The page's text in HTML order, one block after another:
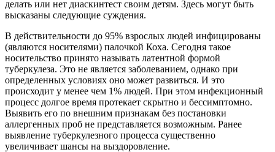
делать или нет диаскинтест своим детям. Здесь могут быть
высказаны следующие суждения.
В действительности до 95% взрослых людей инфицированы
(являются носителями) палочкой Коха. Сегодня такое
носительство принято называть латентной формой
туберкулеза. Это не является заболеванием, однако при
определенных условиях оно может развиться. И это
происходит у менее чем 1% людей. При этом инфекционный
процесс долгое время протекает скрытно и бессимптомно.
Выявить его по внешним признакам без постановки
аллергенных проб не представляется возможным. Ранее
выявление туберкулезного процесса существенно
увеличивает шансы на выздоровление.